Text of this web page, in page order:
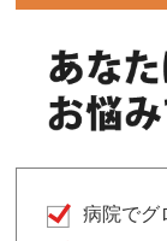
病院でグ